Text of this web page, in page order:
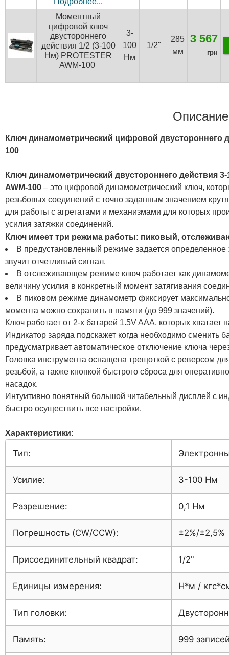
Моментный
цифровой ключ
двустороннего
действия 1/2 (3-100
Нм) PROTESTER
AWM-100
3-
100
Нм
1/2"
285
мм
3 567
грн
Описание
Ключ динамометрический цифровой двустороннего
100
Ключ динамометрический двустороннего действия
AWM-100 – это цифровой динамометрический ключ,
резьбовых соединений с точно заданным значением
для работы с агрегатами и механизмами для которых
усилия затяжки соединений.
Ключ имеет три режима работы: пиковый,
В предустановленный режиме задается определенное
звучит отчетливый сигнал.
В отслеживающем режиме ключ работает как
величину усилия в конкретный момент затягивания
В пиковом режиме динамометр фиксирует
момента можно сохранить в памяти (до 999 значений).
Ключ работает от 2-х батарей 1.5V AAA, которых
Индикатор заряда подскажет когда необходимо сменить
предусматривает автоматическое отключение ключа
Головка инструмента оснащена трещоткой с реверсом
резьбой, а также кнопкой быстрого сброса для
насадок.
Интуитивно понятный большой читабельный дисплей с
быстро осуществить все настройки.
Характеристики:
Тип:
Усилие: 3-100 Нм
Разрешение: 0,1 Нм
Погрешность (CW/CCW): ±2%/±2,5%
Присоединительный квадрат: 1/2"
Единицы измерения: Н*м /
Тип головки:
Память: 999